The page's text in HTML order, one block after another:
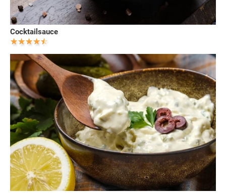
Cocktailsauce